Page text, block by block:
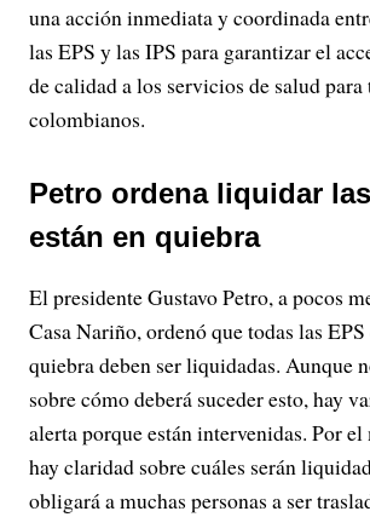
una acción inmediata y coordinada
las EPS y las IPS para garantizar el
de calidad a los servicios de salud para
colombianos.
Petro ordena liquidar
están en quiebra
El presidente Gustavo Petro, a pocos
Casa Nariño, ordenó que todas las EPS
quiebra deben ser liquidadas. Aunque
sobre cómo deberá suceder esto, hay
alerta porque están intervenidas. Por
hay claridad sobre cuáles serán
obligará a muchas personas a ser